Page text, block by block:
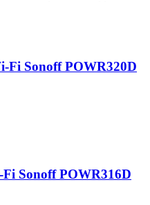
Fi Sonoff POWR320D
Sonoff POWR316D